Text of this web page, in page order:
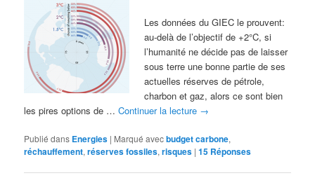
Les données du GIEC le prouvent:
au-delà de l’objectif de +2°C, si
l’humanité ne décide pas de laisser
sous terre une bonne partie de ses
actuelles réserves de pétrole,
charbon et gaz, alors ce sont bien
les pires options de …Continuer la lecture →
Publié dans Energies | Marqué avecbudget carbone,
réchauffement,réserves fossiles,risques |15 Réponses